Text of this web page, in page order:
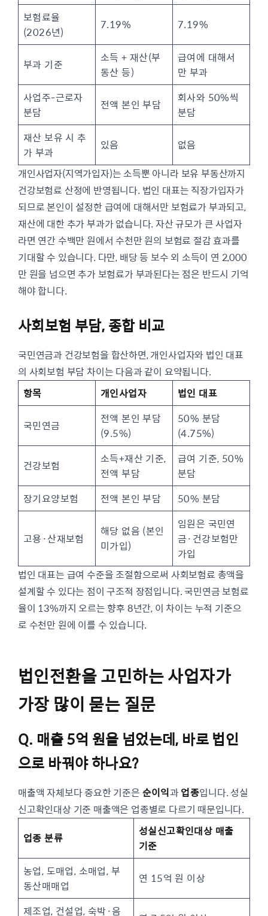
보험료율
(2026년)
7.19% 7.19%
부과 기준
소득 + 재산(부
동산 등)
급여에 대해서
만 부과
사업주-근로자
분담
전액 본인 부담
회사와 50%씩
분담
재산 보유 시 추
가 부과
있음
없음
개인사업자(지역가입자)는 소득뿐 아니라 보유 부동산까지
건강보험료 산정에 반영됩니다. 법인 대표는 직장가입자가
되므로 본인이 설정한 급여에 대해서만 보험료가 부과되고,
재산에 대한 추가 부과가 없습니다. 자산 규모가 큰 사업자
라면 연간 수백만 원에서 수천만 원의 보험료 절감 효과를
기대할 수 있습니다. 다만, 배당 등 보수 외 소득이 연 2,000
만 원을 넘으면 추가 보험료가 부과된다는 점은 반드시 기억
해야 합니다.
사회보험 부담, 종합 비교
국민연금과 건강보험을 합산하면, 개인사업자와 법인 대표
의 사회보험 부담 차이는 다음과 같이 요약됩니다.
항목
개인사업자 법인 대표
국민연금
전액 본인 부담
(9.5%)
50% 분담
(4.75%)
건강보험
소득+재산 기준,
전액 부담
급여 기준, 50%
분담
장기요양보험
전액 본인 부담 50% 분담
고용·산재보험
해당 없음 (본인
미가입)
임원은 국민연
금·건강보험만
가입
법인 대표는 급여 수준을 조절함으로써 사회보험료 총액을
설계할 수 있다는 점이 구조적 장점입니다. 국민연금 보험료
율이 13%까지 오르는 향후 8년간, 이 차이는 누적 기준으
로 수천만 원에 이를 수 있습니다.
법인전환을 고민하는 사업자가
가장 많이 묻는 질문
Q. 매출 5억 원을 넘었는데, 바로 법인
으로 바꿔야 하나요?
매출액 자체보다 중요한 기준은 순이익과업종입니다. 성실
신고확인대상 기준 매출액은 업종별로 다르기 때문입니다.
업종 분류
성실신고확인대상 매출
기준
농업, 도매업, 소매업, 부
동산매매업
연 15억 원 이상
제조업, 건설업, 숙박·음